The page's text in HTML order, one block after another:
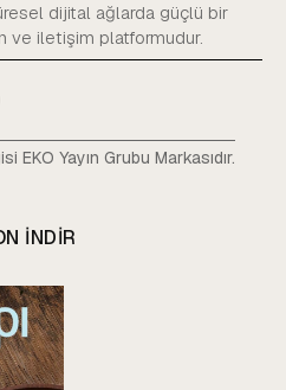
dijital ağlarda güçlü bir
ve iletişim platformudur.
EKO Yayın Grubu Markasıdır.
INDIR